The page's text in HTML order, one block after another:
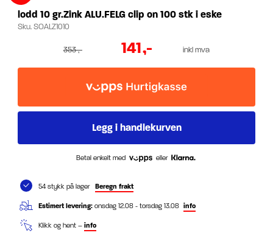
lodd 10 gr.Zink ALU.FELG clip on 100 stk i eske
Sku.SOALZ1010
353,- 141,- inkl mva
Betal enkelt med eller
54 stykk på lager Beregn frakt
Estimert levering: onsdag 12.08 - torsdag 13.08 info
Klikk og hent – info